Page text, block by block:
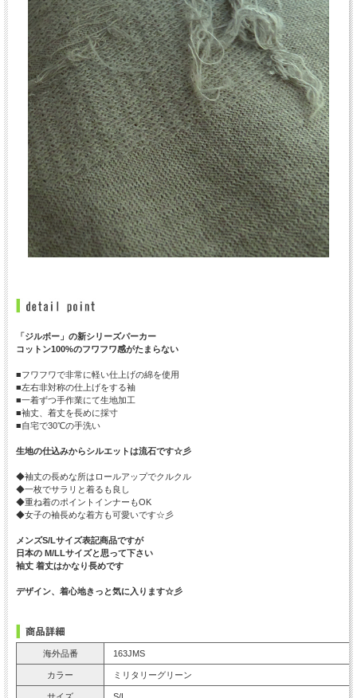
「ジルボー」の新シリーズパーカー
コットン100%のフワフワ感がたまらない
■フワフワで非常に軽い仕上げの綿を使用
■左右非対称の仕上げをする袖
■一着ずつ手作業にて生地加工
■袖丈、着丈を長めに採寸
■自宅で30℃の手洗い
生地の仕込みからシルエットは流石です☆彡
◆袖丈の長めな所はロールアップでクルクル
◆一枚でサラリと着るも良し
◆重ね着のポイントインナーもOK
◆女子の袖長めな着方も可愛いです☆彡
メンズS/Lサイズ表記商品ですが
日本の M/LLサイズと思って下さい
袖丈 着丈はかなり長めです
デザイン、着心地きっと気に入ります☆彡
海外品番 163JMS
カラー ミリタリーグリーン